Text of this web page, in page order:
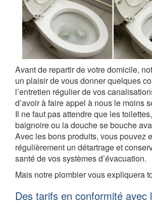
Avant de repartir de votre domicile,
un plaisir de vous donner quelques
l’entretien régulier de vos
d’avoir à faire appel à nous le moins
Il ne faut pas attendre que les
baignoire ou la douche se bouche
Avec les bons produits, vous pouvez
régulièrement un détartrage et
santé de vos systèmes d’évacuation.
Mais notre plombier vous expliquera
Des tarifs en conformité avec